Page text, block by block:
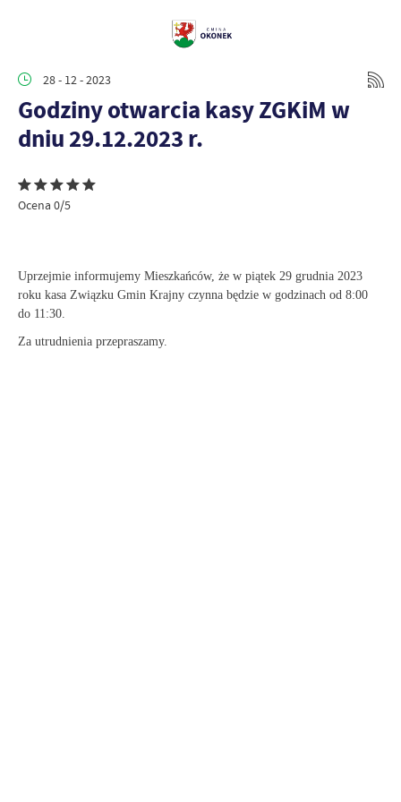
28 - 12 - 2023
Godziny otwarcia kasy ZGKiM w
dniu 29.12.2023 r.
Ocena 0/5
Uprzejmie informujemy Mieszkańców, że w piątek 29 grudnia 2023
roku kasa Związku Gmin Krajny czynna będzie w godzinach od 8:00
do 11:30.
Za utrudnienia przepraszamy.